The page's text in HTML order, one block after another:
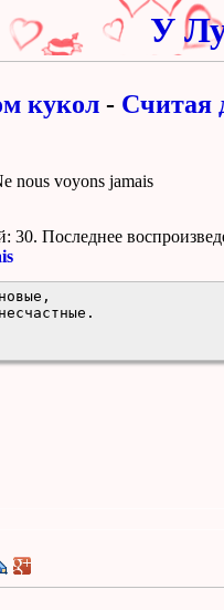
У
кукол - Считая
nous voyons jamais
30. Поcледнее